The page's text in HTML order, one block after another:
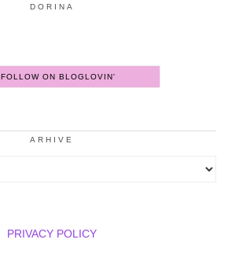
DORINA
FOLLOW ON BLOGLOVIN'
ARHIVE
PRIVACY POLICY